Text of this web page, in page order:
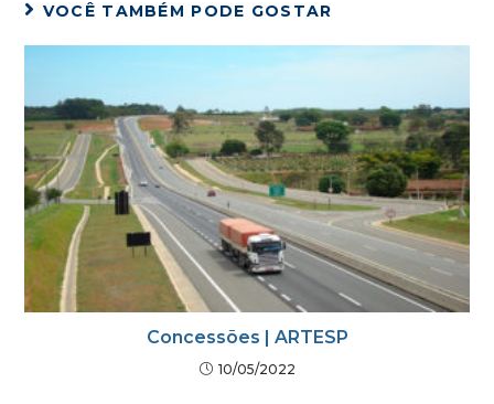
VOCÊ TAMBÉM PODE GOSTAR
Concessões | ARTESP
10/05/2022